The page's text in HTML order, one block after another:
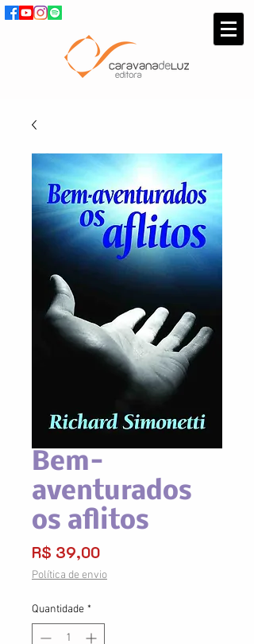
Bem-
aventurados
os aflitos
R$ 39,00Preço
Política de envio
Quantidade *